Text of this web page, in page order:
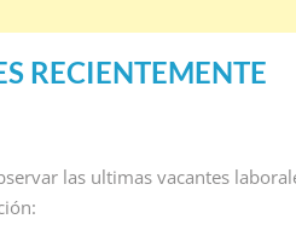
RECIENTEMENTE
las ultimas vacantes